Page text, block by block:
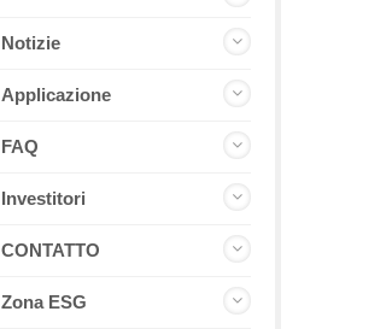
Notizie
Applicazione
FAQ
Investitori
CONTATTO
Zona ESG